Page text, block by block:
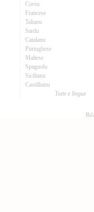
Corsu
Francese
Talianu
Sardu
Catalanu
Purtughese
Maltese
Spagnolu
Sicilianu
Castillianu
Tutte e lingue